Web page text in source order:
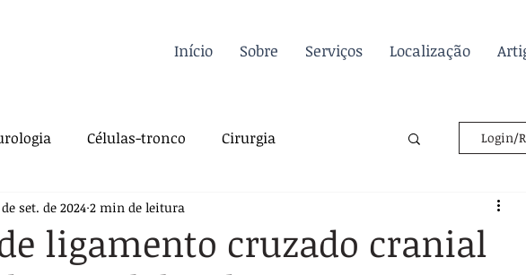
Início Sobre Serviços Localização
Células-tronco Cirurgia
Felina Oncologia
Login/
ligamento cruzado cranial
set. de 2024 2 min de leitura